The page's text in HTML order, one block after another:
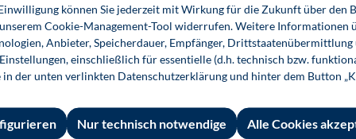
32,80 €*
Buch
26,99 €*
E-Book (PDF)
Die handlungsorientierte
können Sie jederzeit mit Wirkung für die Zukunft über den
Cookie-Management-Tool widerrufen. Weitere Informationen
Anbieter, Speicherdauer, Empfänger,
einschließlich für essentielle (d.h. technisch bzw.
in der unten verlinkten Datenschutzerklärung und hinter dem Button
Nur technisch notwendige Alle Cookies